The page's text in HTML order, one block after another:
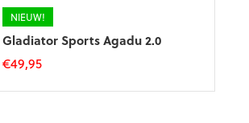
NIEUW!
Gladiator Sports Agadu 2.0
€49,95
Dit